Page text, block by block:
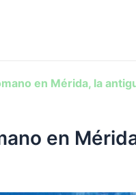
en Mérida, la
en